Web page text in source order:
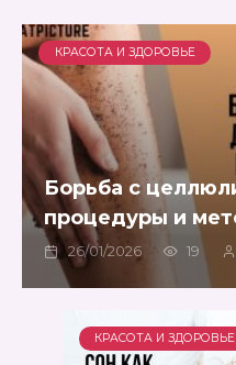
КРАСОТА И ЗДОРОВЬЕ
Борьба с
процедуры и
26/01/2026 19
КРАСОТА И ЗДОРОВЬЕ